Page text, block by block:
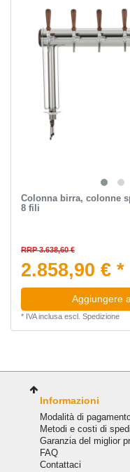
Colonna birra, colonne
8 fili
RRP 3.638,60 €
2.858,90 € *
Aggiungere
* IVA inclusaescl. Spedizione
Informazioni
Modalità di
Metodi e costi di
Garanzia del miglior
FAQ
Сontattaci